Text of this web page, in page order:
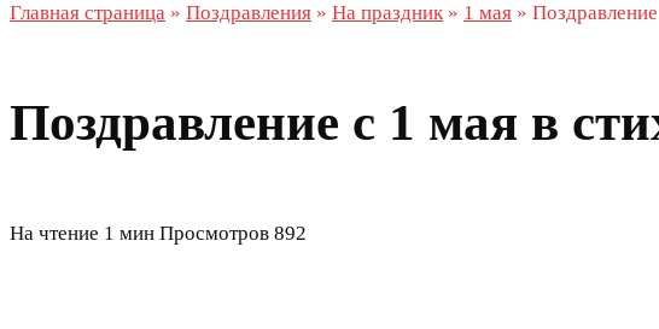
Главная страница » Поздравления » На праздник » 1 мая »
Поздравление с 1 мая в
На чтение 1 мин Просмотров 892